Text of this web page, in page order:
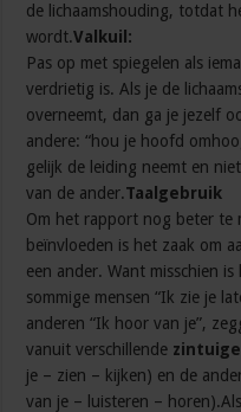
de lichaamshouding, totdat
wordt.Valkuil:
Pas op met spiegelen als
verdrietig is. Als je de
overneemt, dan ga je jezelf
andere: “hou je hoofd
gelijk de leiding neemt en
van de ander.Taalgebruik
Om het rapport nog beter te
beïnvloeden is het zaak om
een ander. Want misschien
sommige mensen “Ik zie je
anderen “Ik hoor van je”,
vanuit verschillende
je – zien – kijken) en de
van je – luisteren –